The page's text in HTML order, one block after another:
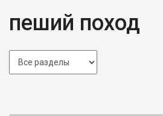
пеший поход